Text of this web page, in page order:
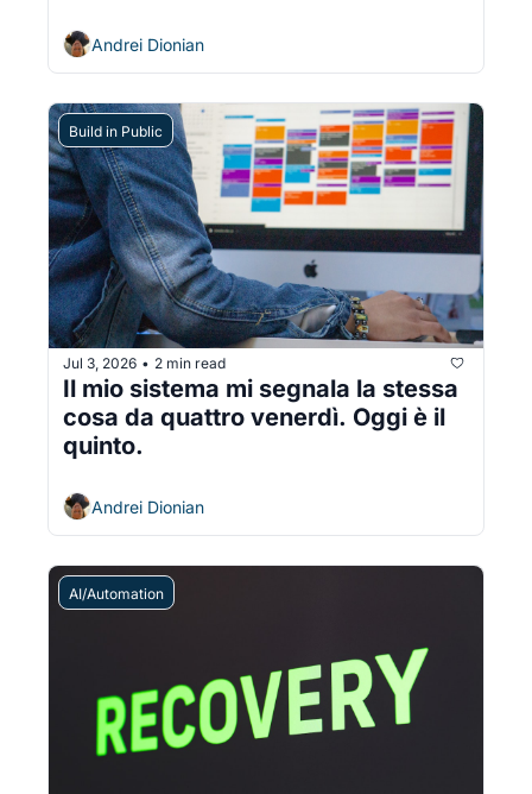
Andrei Dionian
Build in Public
Jul 3, 2026 • 2 min read
Il mio sistema mi segnala la stessa
cosa da quattro venerdì. Oggi è il
quinto.
Andrei Dionian
AI/Automation